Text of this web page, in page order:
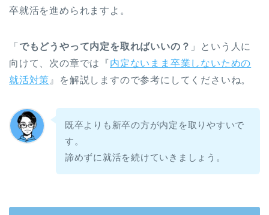
卒就活を進められますよ。
「 でもどうやって内定を取ればいいの？ 」という人に
向けて、次の章では『内定ないまま卒業しないための
就活対策 』を解説しますので参考にしてくださいね。
既卒よりも新卒の方が内定を取りやすいで
す。
諦めずに就活を続けていきましょう。